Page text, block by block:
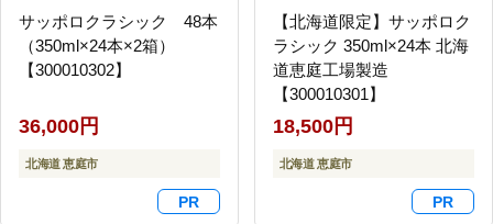
サッポロクラシック 48本
（350ml×24本×2箱）
【300010302】
36,000円
北海道 恵庭市
【北海道限定】サッポロク
ラシック 350ml×24本 北海
道恵庭工場製造
【300010301】
18,500円
北海道 恵庭市